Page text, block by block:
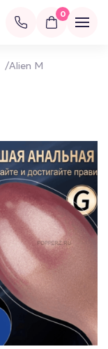
0
/Alien M